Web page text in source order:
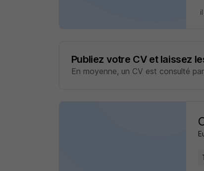
Publiez votre CV et laissez
En moyenne, un CV est consulté